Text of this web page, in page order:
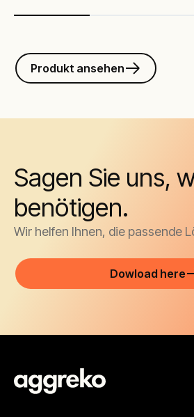
Produkt ansehen
Sagen Sie uns,
benötigen.
Wir helfen Ihnen, die passende
Dowload here